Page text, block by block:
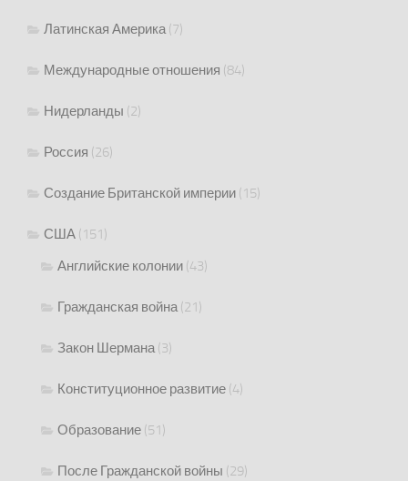
Латинская Америка(7)
Международные отношения (84)
Нидерланды (2)
Россия (26)
Создание Британской империи (15)
США (151)
Английские колонии (43)
Гражданская война(21)
Закон Шермана(3)
Конституционное развитие (4)
Образование (51)
После Гражданской войны (29)